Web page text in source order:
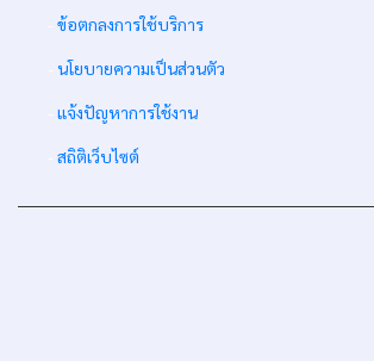
ข้อตกลงการใช้บริการ
นโยบายความเป็นส่วนตัว
แจ้งปัญหาการใช้งาน
สถิติเว็บไซต์